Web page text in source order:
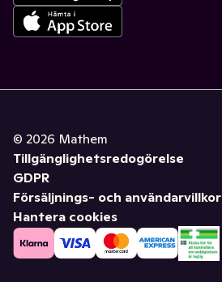
© 2026 Mathem
Tillgänglighetsredogörelse
GDPR
Försäljnings- och användarvillkor
Hantera cookies